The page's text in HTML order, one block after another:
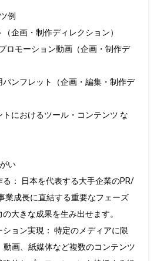
例
（企画・制作ディレクション）
ロモーション動画（企画・制作デ
パンフレット（企画・編集・制作デ
トにおけるツール・コンテンツ な
い
： 日本を代表する大手企業のPR/
業成長に直結する重要なフェーズ
大きな成果を生み出せます。
ョン実現： 特定のメディアに限
動画、紙媒体など複数のコンテンツ